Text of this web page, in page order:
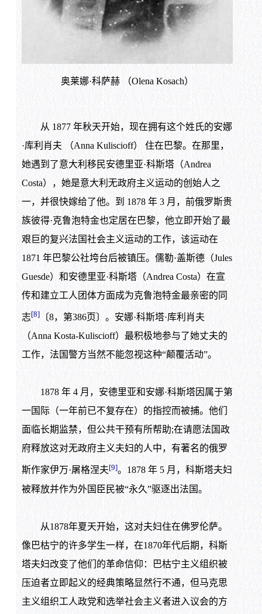
奥莱娜·科萨赫 （Olena Kosach）
从 1877 年秋天开始，现在拥有这个姓氏的安娜
·库利肖夫 （Anna Kuliscioff） 住在巴黎。在那里，
她遇到了意大利移民安德里亚·科斯塔（Andrea
Costa），她是意大利无政府主义运动的创始人之
一，并很快嫁给了他。到 1878 年 3 月，前俄罗斯贵
族彼得·克鲁泡特金也定居在巴黎，他立即开始了最
艰巨的复兴法国社会主义运动的工作，该运动在
1871 年巴黎公社垮台后被镇压。儒勒·盖斯德（Jules
Guesde）和安德里亚·科斯塔（Andrea Costa）在宣
传和建立工人团体方面成为克鲁泡特金最亲密的同
志[8]〔8，第386页〕。安娜·科斯塔·库利肖夫
（Anna Kosta-Kuliscioff）最积极地参与了她丈夫的
工作，法国警方当然不能忽视这种“颠覆活动”。
1878 年 4 月，安德里亚和安娜·科斯塔因属于第
一国际（一年前已不复存在）的指控而被捕。他们
面临长期监禁，但公共干预有所帮助;在请愿法国政
府释放这对无政府主义夫妇的人中，有著名的俄罗
斯作家伊万·屠格涅夫[9]。1878 年 5 月，科斯塔夫妇
被释放并作为外国臣民被“永久”驱逐出法国。
从1878年夏天开始，这对夫妇住在佛罗伦萨。
像巴枯宁的许多学生一样，在1870年代后期，科斯
塔夫妇改变了他们的革命信仰：巴枯宁主义组织被
压迫者立即起义的经典策略显然行不通，但马克思
主义组织工人政党和选举社会主义者进入议会的方